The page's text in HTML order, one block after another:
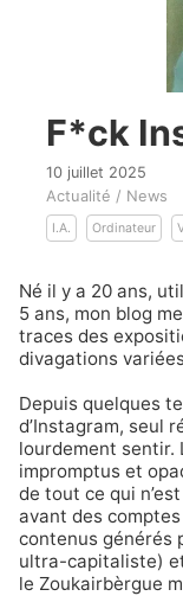
F*ck
10 juillet 2025
Actualité / News
I.A. Ordinateur
Né il y a 20 ans,
5 ans, mon blog
traces des
divagations
Depuis quelques
d’Instagram, seul
lourdement sentir.
impromptus et
de tout ce qui
avant des
contenus générés
ultra-capitaliste)
le Zoukairbèrgue